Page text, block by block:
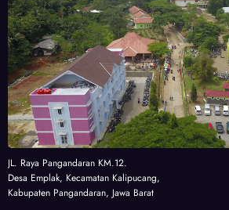
JL. Raya Pangandaran KM.12.
Desa Emplak, Kecamatan Kalipucang,
Kabupaten Pangandaran, Jawa Barat